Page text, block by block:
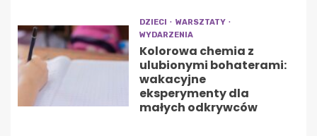
DZIECI
WARSZTATY
WYDARZENIA
Kolorowa chemia z
ulubionymi bohaterami:
wakacyjne
eksperymenty dla
małych odkrywców